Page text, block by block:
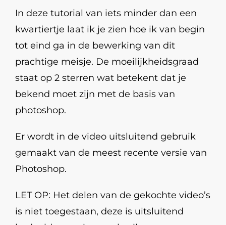
In deze tutorial van iets minder dan een
kwartiertje laat ik je zien hoe ik van begin
tot eind ga in de bewerking van dit
prachtige meisje. De moeilijkheidsgraad
staat op 2 sterren wat betekent dat je
bekend moet zijn met de basis van
photoshop.
Er wordt in de video uitsluitend gebruik
gemaakt van de meest recente versie van
Photoshop.
LET OP: Het delen van de gekochte video’s
is niet toegestaan, deze is uitsluitend